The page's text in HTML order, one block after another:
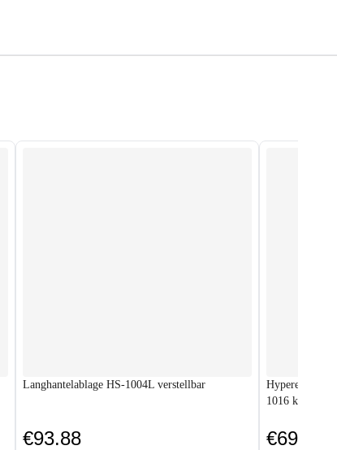
Langhantelablage HS-1004L verstellbar
€93.88
1016 klappbar
€69.88